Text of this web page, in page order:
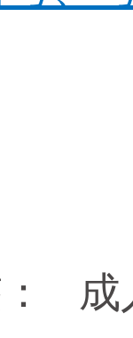
成